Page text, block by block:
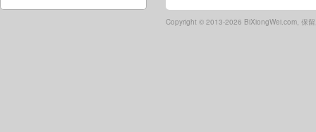
Copyright © 2013-2026 BiXiongWei.com, 保